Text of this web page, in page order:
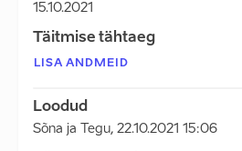
15.10.2021
Täitmise tähtaeg
LISA ANDMEID
Loodud
Sõna ja Tegu, 22.10.2021 15:06